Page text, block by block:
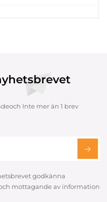
Inte mer än 1 brev
godkänna
mottagande av information